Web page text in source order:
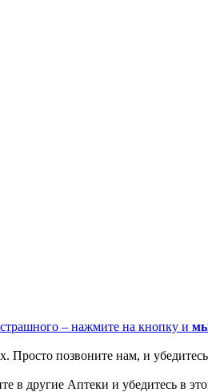
– нажмите на кнопку и
Просто позвоните нам, и
в другие Аптеки и убедитесь в